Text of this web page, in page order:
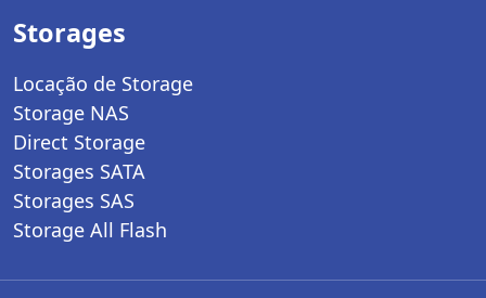
Storages
Locação de Storage
Storage NAS
Direct Storage
Storages SATA
Storages SAS
Storage All Flash